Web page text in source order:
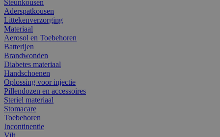
Steunkousen
Aderspatkousen
Littekenverzorging
Materiaal
Aerosol en Toebehoren
Batterijen
Brandwonden
Diabetes materiaal
Handschoenen
Oplossing voor injectie
Pillendozen en accessoires
Steriel materiaal
Stomacare
Toebehoren
Incontinentie
Vilt